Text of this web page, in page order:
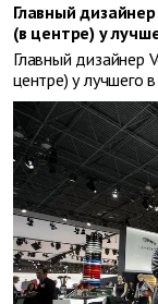
Главный
(в центре) у
Главный дизайнер
центре) у лучшего